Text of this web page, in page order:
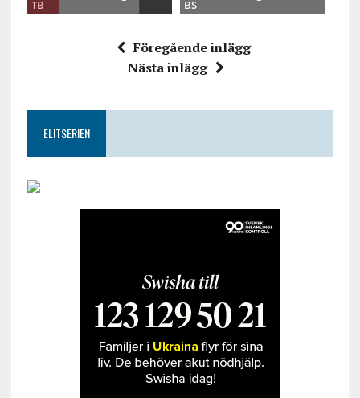
TB BS
Föregående inlägg
Nästa inlägg
ELITSERIEN